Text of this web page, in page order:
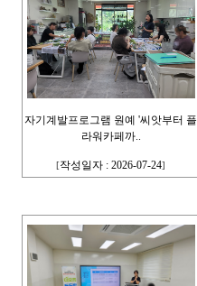
자기계발프로그램 원예 '씨앗부터 플
라워카페까..
[작성일자 : 2026-07-24]